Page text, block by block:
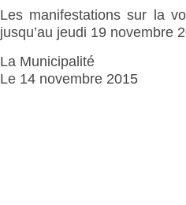
Les manifestations sur la
jusqu’au jeudi 19 novembre
La Municipalité
Le 14 novembre 2015